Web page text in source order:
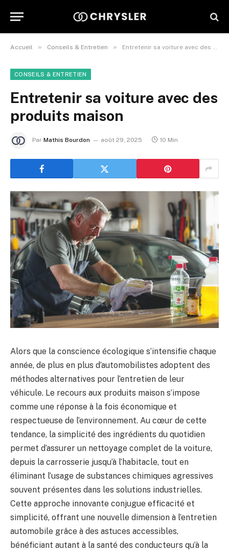
Accueil » Conseils & Entretien » Entretenir sa voiture avec des produits maison
CONSEILS & ENTRETIEN
Entretenir sa voiture avec des
produits maison
Par Mathis Bourdon août 29, 2025 10 Min
Alors que la conscience écologique s’intensifie chaque
année, de plus en plus d’automobilistes adoptent des
méthodes alternatives pour l’entretien de leur
véhicule. Le recours aux produits maison s’impose
comme une réponse à la fois économique et
respectueuse de l’environnement. Au cœur de cette
tendance, la simplicité des ingrédients du quotidien
permet d’assurer un nettoyage complet de la voiture,
depuis la carrosserie jusqu’à l’habitacle, tout en
éliminant l’usage de substances chimiques agressives
souvent présentes dans les solutions industrielles.
Cette approche innovante conjugue efficacité et
simplicité, offrant une nouvelle dimension à l’entretien
automobile grâce à des astuces accessibles,
bénéficiant autant à la santé des conducteurs qu’à la